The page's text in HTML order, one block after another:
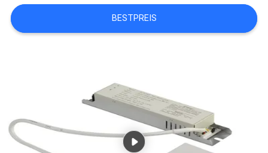
FORDERN
SIE EIN
DATENSCHUTZRICHTLINIE
BESTPREIS